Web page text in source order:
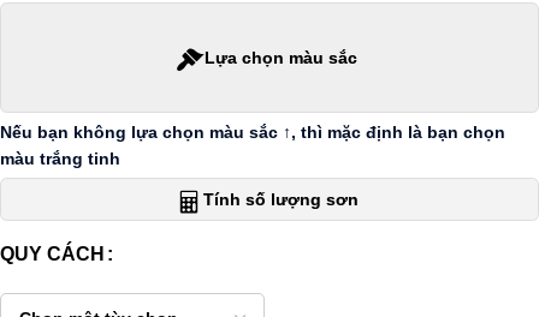
Lựa chọn màu sắc
Nếu bạn không lựa chọn màu sắc ↑, thì mặc định là bạn chọn
màu trắng tinh
Tính số lượng sơn
QUY CÁCH